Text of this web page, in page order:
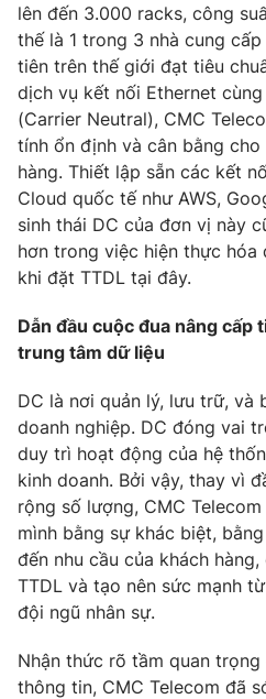
VTV9
Liên hệ tòa soạn
THỜI BÁO VTV
Theo dõi báo trên
Cơ quan chủ quản:Đài Truyền
Giấy phép hoạt động báo in và
cấp ngày 29/12/2023
Tổng Biên tập:Vũ Thanh Thủy
Phó Tổng Biên tập: Nguyễn Thị Mỹ
Nguyễn Trọng Ninh
Tổng đài VTV: 024.38 355 931 -
Ðiện thoại Thời báo VTV: 024.66
Email:toasoan@vtv.vn
lên đến 3.000 racks, công
thế là 1 trong 3 nhà cung
tiên trên thế giới đạt tiêu
dịch vụ kết nối Ethernet
(Carrier Neutral), CMC
tính ổn định và cân bằng
hàng. Thiết lập sẵn các kết
Cloud quốc tế như AWS,
sinh thái DC của đơn vị này
hơn trong việc hiện thực hóa
khi đặt TTDL tại đây.
Dẫn đầu cuộc đua nâng cấp
trung tâm dữ liệu
DC là nơi quản lý, lưu trữ, và
doanh nghiệp. DC đóng vai
duy trì hoạt động của hệ
kinh doanh. Bởi vậy, thay vì
rộng số lượng, CMC
mình bằng sự khác biệt,
đến nhu cầu của khách
TTDL và tạo nên sức mạnh
đội ngũ nhân sự.
Nhận thức rõ tầm quan trọng
thông tin, CMC Telecom đã